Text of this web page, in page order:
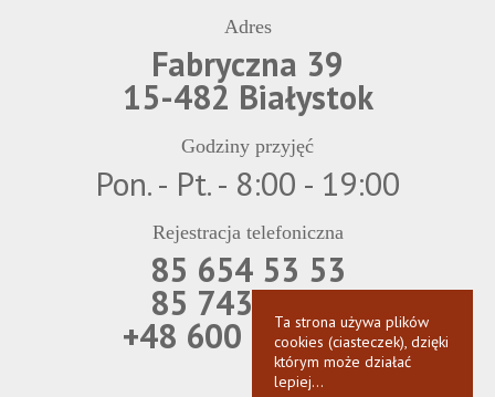
Adres
Fabryczna 39
15-482 Białystok
Godziny przyjęć
Pon. - Pt. - 8:00 - 19:00
Rejestracja telefoniczna
85 654 53 53
85 743 69 21
+48 600 850 566
Ta strona używa plików
cookies (ciasteczek), dzięki
którym może działać
lepiej...